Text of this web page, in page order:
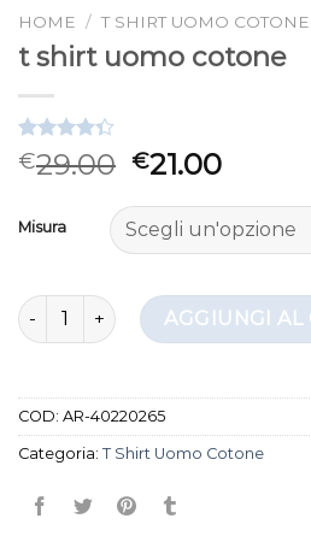
HOME / T SHIRT UOMO COTONE
t shirt uomo cotone
Valutato
4.33su 5
3
€29.00 €21.00
Misura
t shirt uomo cotone quantità
AGGIUNGI AL
COD: AR-40220265
Categoria: T Shirt Uomo Cotone